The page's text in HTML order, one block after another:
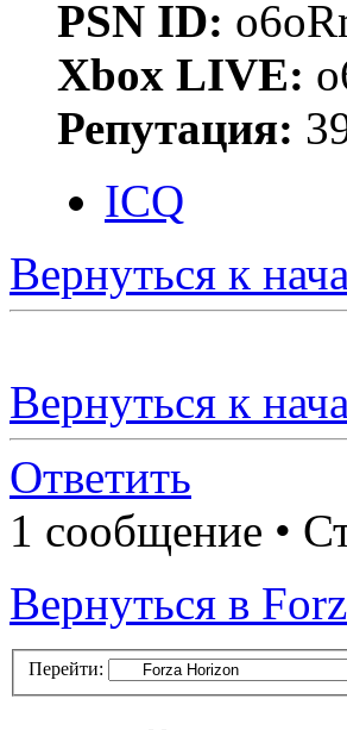
PSN ID:
Xbox LIVE:
Репутация:
ICQ
Вернуться к
Вернуться к
Ответить
1 сообщение •
Вернуться в
Перейти: